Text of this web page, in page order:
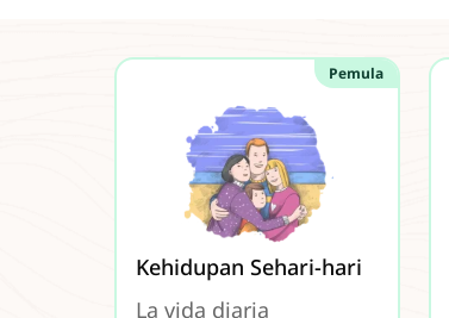
Pemula
Kehidupan Sehari-hari
La vida diaria